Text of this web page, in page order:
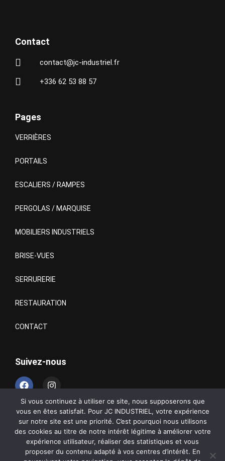
Contact
contact@jc-industriel.fr
+336 62 53 88 57
Pages
VERRIÈRES
PORTAILS
ESCALIERS / RAMPES
PERGOLAS / MARQUISE
MOBILIERS INDUSTRIELS
BRISE-VUES
SERRURERIE
RESTAURATION
CONTACT
Suivez-nous
©JC INDUCTRIEL2025 |CréationL’AGENCE DE COM
Bergerac
Si vous continuez à utiliser ce site, nous supposerons que
vous en êtes satisfait. Pour JC INDUSTRIEL, votre expérience
sur notre site est une priorité. C’est pourquoi nous utilisons
des cookies au titre de notre intérêt légitime à améliorer votre
expérience utilisateur, réaliser des statistiques et vous
proposer du contenu adapté à vos centres d’intérêt. En